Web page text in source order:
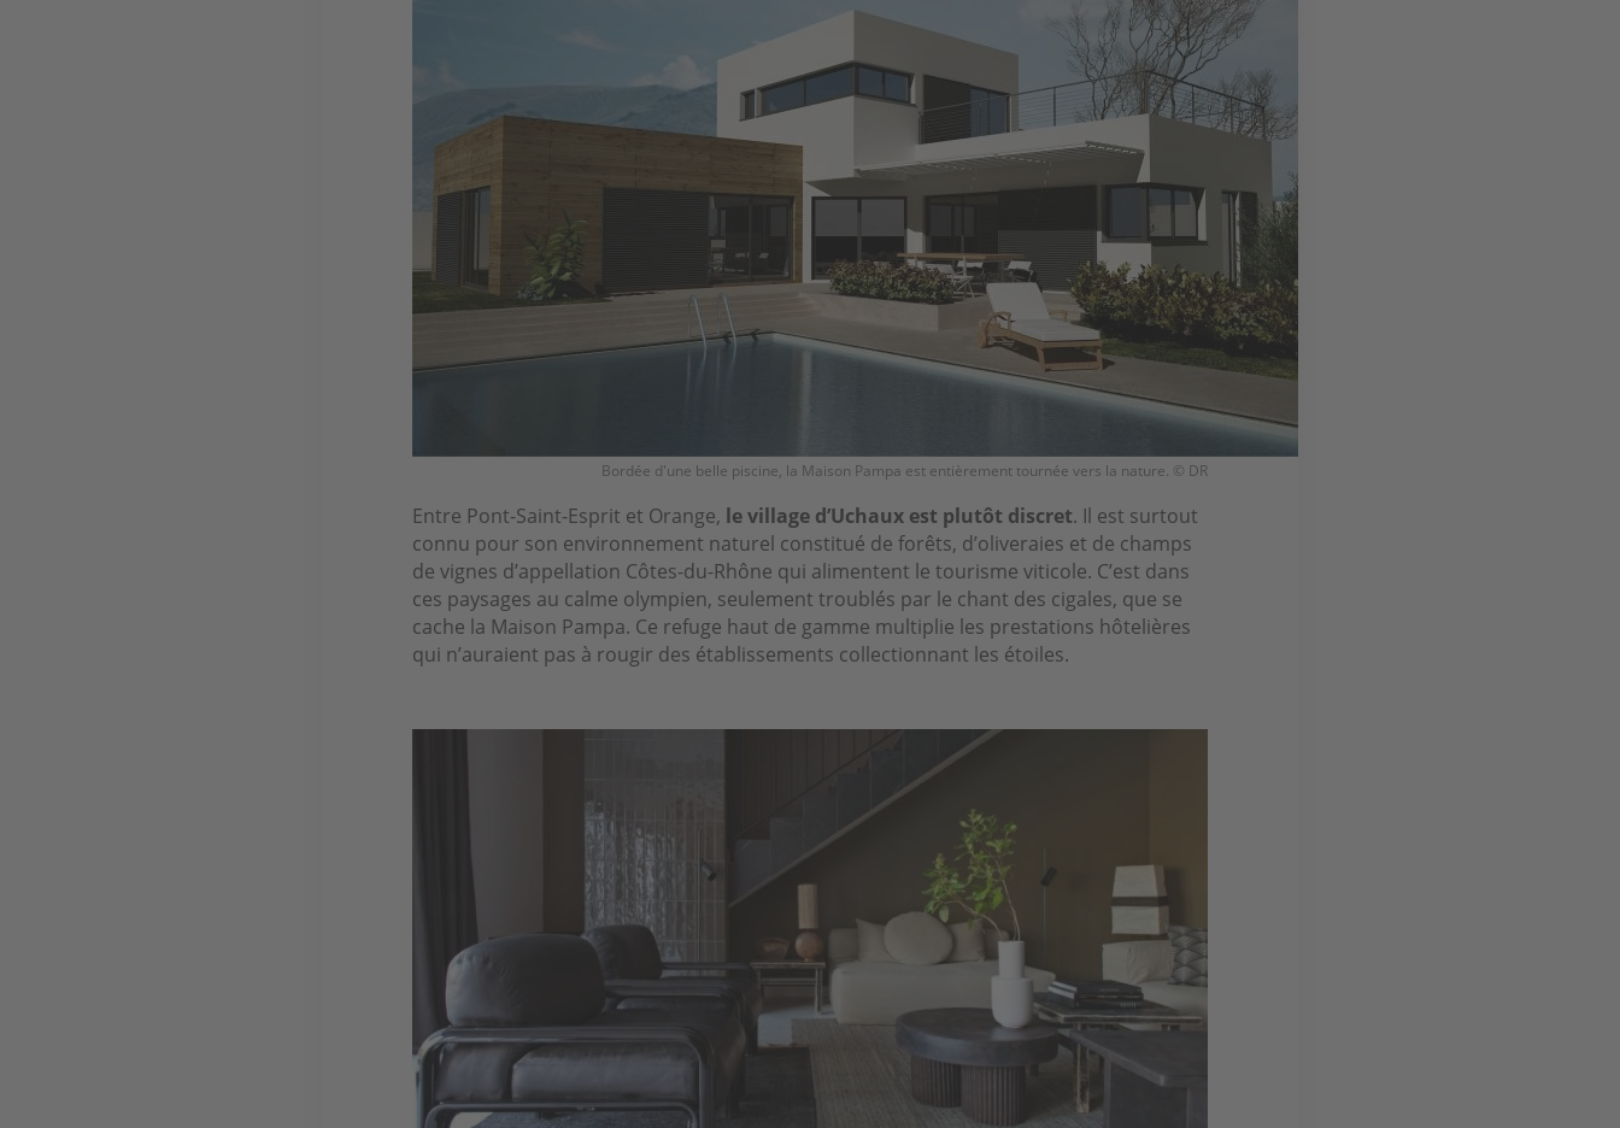
Bordée d'une belle piscine, la Maison Pampa est entièrement tournée vers la nature. © DR
Entre Pont-Saint-Esprit et Orange, le village d’Uchaux est plutôt discret. Il est surtout
connu pour son environnement naturel constitué de forêts, d’oliveraies et de champs
de vignes d’appellation Côtes-du-Rhône qui alimentent le tourisme viticole. C’est dans
ces paysages au calme olympien, seulement troublés par le chant des cigales, que se
cache la Maison Pampa. Ce refuge haut de gamme multiplie les prestations hôtelières
qui n’auraient pas à rougir des établissements collectionnant les étoiles.